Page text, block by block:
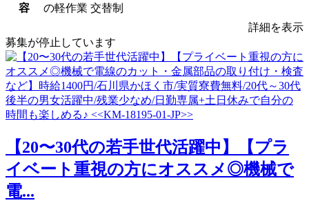
容
の軽作業 交替制
詳細を表示
募集が停止しています
【20〜30代の若手世代活躍中】【プラ
イベート重視の方にオススメ◎機械で
電...